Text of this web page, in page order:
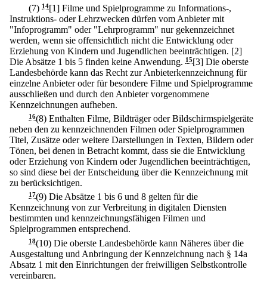
(7) 14[1] Filme und Spielprogramme zu Informations-,
Instruktions- oder Lehrzwecken dürfen vom Anbieter mit
"Infoprogramm" oder "Lehrprogramm" nur gekennzeichnet
werden, wenn sie offensichtlich nicht die Entwicklung oder
Erziehung von Kindern und Jugendlichen beeinträchtigen. [2]
Die Absätze 1 bis 5 finden keine Anwendung. 15[3] Die oberste
Landesbehörde kann das Recht zur Anbieterkennzeichnung für
einzelne Anbieter oder für besondere Filme und Spielprogramme
ausschließen und durch den Anbieter vorgenommene
Kennzeichnungen aufheben.
16(8) Enthalten Filme, Bildträger oder Bildschirmspielgeräte
neben den zu kennzeichnenden Filmen oder Spielprogrammen
Titel, Zusätze oder weitere Darstellungen in Texten, Bildern oder
Tönen, bei denen in Betracht kommt, dass sie die Entwicklung
oder Erziehung von Kindern oder Jugendlichen beeinträchtigen,
so sind diese bei der Entscheidung über die Kennzeichnung mit
zu berücksichtigen.
17(9) Die Absätze 1 bis 6 und 8 gelten für die
Kennzeichnung von zur Verbreitung in digitalen Diensten
bestimmten und kennzeichnungsfähigen Filmen und
Spielprogrammen entsprechend.
18(10) Die oberste Landesbehörde kann Näheres über die
Ausgestaltung und Anbringung der Kennzeichnung nach § 14a
Absatz 1 mit den Einrichtungen der freiwilligen Selbstkontrolle
vereinbaren.